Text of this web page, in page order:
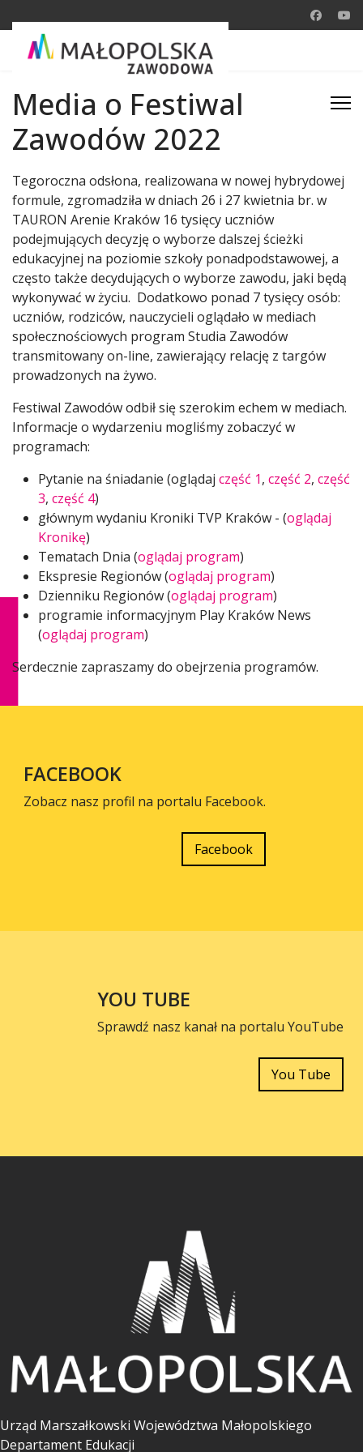
Media o Festiwal
Zawodów 2022
Tegoroczna odsłona, realizowana w nowej hybrydowej
formule, zgromadziła w dniach 26 i 27 kwietnia br. w
TAURON Arenie Kraków 16 tysięcy uczniów
podejmujących decyzję o wyborze dalszej ścieżki
edukacyjnej na poziomie szkoły ponadpodstawowej, a
często także decydujących o wyborze zawodu, jaki będą
wykonywać w życiu. Dodatkowo ponad 7 tysięcy osób:
uczniów, rodziców, nauczycieli oglądało w mediach
społecznościowych program Studia Zawodów
transmitowany on-line, zawierający relację z targów
prowadzonych na żywo.
Festiwal Zawodów odbił się szerokim echem w mediach.
Informacje o wydarzeniu mogliśmy zobaczyć w
programach:
Pytanie na śniadanie (oglądaj część 1, część 2, część
3, część 4)
głównym wydaniu Kroniki TVP Kraków - (oglądaj
Kronikę)
Tematach Dnia (oglądaj program)
Ekspresie Regionów (oglądaj program)
Dzienniku Regionów (oglądaj program)
programie informacyjnym Play Kraków News
(oglądaj program)
Serdecznie zapraszamy do obejrzenia programów.
FACEBOOK
Zobacz nasz profil na portalu Facebook.
Facebook
YOU TUBE
Sprawdź nasz kanał na portalu YouTube
You Tube
Urząd Marszałkowski Województwa Małopolskiego
Departament Edukacji